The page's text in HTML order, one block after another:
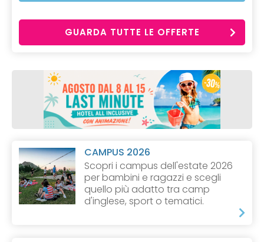
GUARDA TUTTE LE OFFERTE
CAMPUS 2026
Scopri i campus dell'estate 2026
per bambini e ragazzi e scegli
quello più adatto tra camp
d'inglese, sport o tematici.